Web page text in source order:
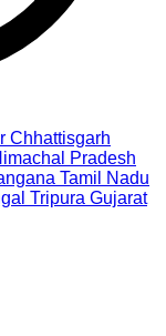
Chhattisgarh
Pradesh
Tamil Nadu
Tripura Gujarat